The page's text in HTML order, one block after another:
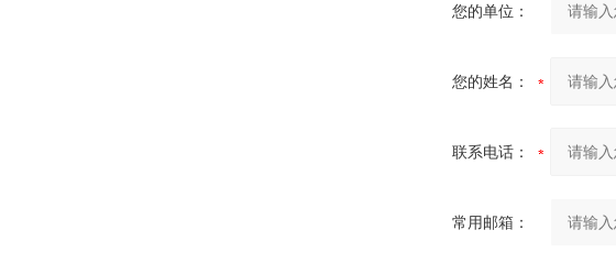
您的单位：
您的姓名：
联系电话：
常用邮箱：